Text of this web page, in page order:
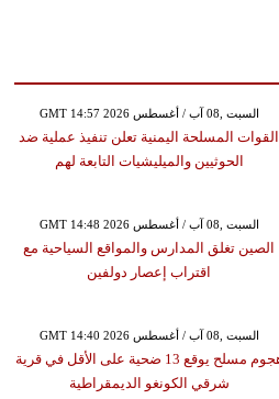
GMT 14:57 2026 السبت ,08 آب / أغسطس
القوات المسلحة اليمنية تعلن تنفيذ عملية ضد
الحوثيين والميليشيات التابعة لهم
GMT 14:48 2026 السبت ,08 آب / أغسطس
الصين تغلق المدارس والمواقع السياحية مع
اقتراب إعصار دولفين
GMT 14:40 2026 السبت ,08 آب / أغسطس
هجوم مسلح يوقع 13 ضحية على الأقل في قرية
شرقي الكونغو الديمقراطية